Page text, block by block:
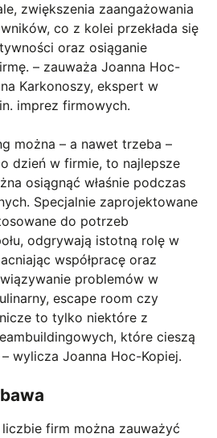
zwiększenia zaangażowania
co z kolei przekłada się
oraz osiąganie
– zauważa Joanna Hoc-
Karkonoszy, ekspert w
imprez firmowych.
można – a nawet trzeba –
dzień w firmie, to najlepsze
osiągnąć właśnie podczas
Specjalnie zaprojektowane
do potrzeb
odgrywają istotną rolę w
współpracę oraz
problemów w
escape room czy
to tylko niektóre z
które cieszą
wylicza Joanna Hoc-Kopiej.
firm można zauważyć